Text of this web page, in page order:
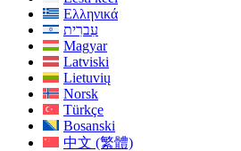
Ελληνικά
עִברִית
Magyar
Latviski
Lietuvių
Norsk
Türkçe
Bosanski
中文 (繁體)